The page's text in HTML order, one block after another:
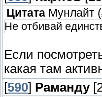
Цитата Мунлайт (
Не отбивай
Если
какая там
[590] Раманду